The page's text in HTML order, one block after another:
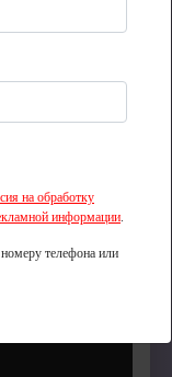
и как
в
на обработку
информации.
телефона или